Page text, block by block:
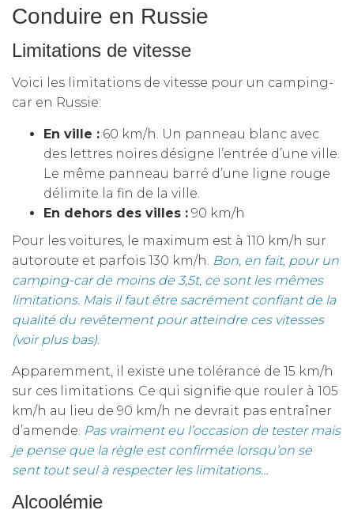
Conduire en Russie
Limitations de vitesse
Voici les limitations de vitesse pour un camping-
car en Russie:
En ville : 60 km/h. Un panneau blanc avec
des lettres noires désigne l’entrée d’une ville.
Le même panneau barré d’une ligne rouge
délimite la fin de la ville.
En dehors des villes : 90 km/h
Pour les voitures, le maximum est à 110 km/h sur
autoroute et parfois 130 km/h. Bon, en fait, pour un
camping-car de moins de 3,5t, ce sont les mêmes
limitations. Mais il faut être sacrément confiant de la
qualité du revêtement pour atteindre ces vitesses
(voir plus bas).
Apparemment, il existe une tolérance de 15 km/h
sur ces limitations. Ce qui signifie que rouler à 105
km/h au lieu de 90 km/h ne devrait pas entraîner
d’amende. Pas vraiment eu l’occasion de tester mais
je pense que la règle est confirmée lorsqu’on se
sent tout seul à respecter les limitations…
Alcoolémie